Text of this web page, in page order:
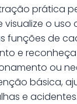
prática
o uso
funções de
e reconheça
ou
básica,
e acidentes.